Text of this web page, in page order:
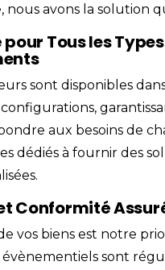
nous avons la solution
Tous les Types
sont disponibles
aux besoins de
dédiés à fournir des
Conformité
vos biens est notre
sont